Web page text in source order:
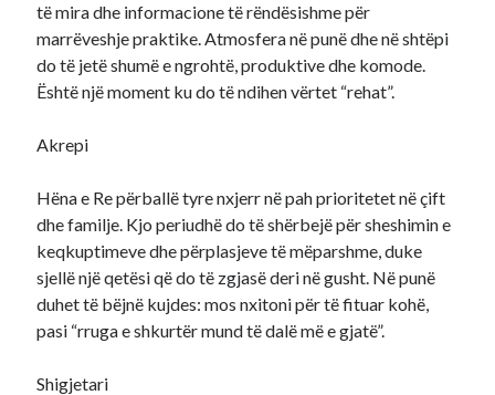
të mira dhe informacione të rëndësishme për
marrëveshje praktike. Atmosfera në punë dhe në shtëpi
do të jetë shumë e ngrohtë, produktive dhe komode.
Është një moment ku do të ndihen vërtet “rehat”.
Akrepi
Hëna e Re përballë tyre nxjerr në pah prioritetet në çift
dhe familje. Kjo periudhë do të shërbejë për sheshimin e
keqkuptimeve dhe përplasjeve të mëparshme, duke
sjellë një qetësi që do të zgjasë deri në gusht. Në punë
duhet të bëjnë kujdes: mos nxitoni për të fituar kohë,
pasi “rruga e shkurtër mund të dalë më e gjatë”.
Shigjetari